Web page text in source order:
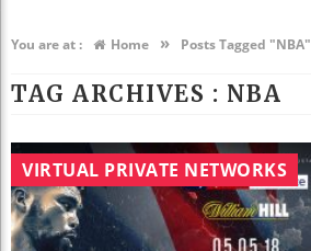
You are at : Home » Posts Tagged "NBA"
TAG ARCHIVES : NBA
VIRTUAL PRIVATE NETWORKS